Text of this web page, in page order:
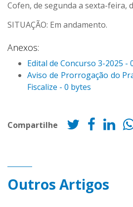
Cofen, de segunda a sexta-feira,
SITUAÇÃO: Em andamento.
Anexos:
Edital de Concurso 3-2025 -
Aviso de Prorrogação do
Fiscalize - 0 bytes
Compartilhe
Outros Artigos